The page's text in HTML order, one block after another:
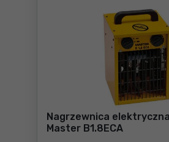
Nagrzewnica
Master B1.8ECA